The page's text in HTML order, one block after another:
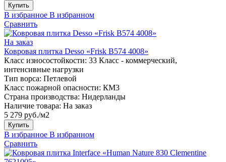
Купить
В избранное В избранном
Сравнить
На заказ
Ковровая плитка Desso «Frisk B574 4008»
Класс износостойкости: 33 Класс - коммерческий,
интенсивные нагрузки
Тип ворса: Петлевой
Класс пожарной опасности: КМ3
Страна производства: Нидерланды
Наличие товара: На заказ
5 279 руб./м2
Купить
В избранное В избранном
Сравнить